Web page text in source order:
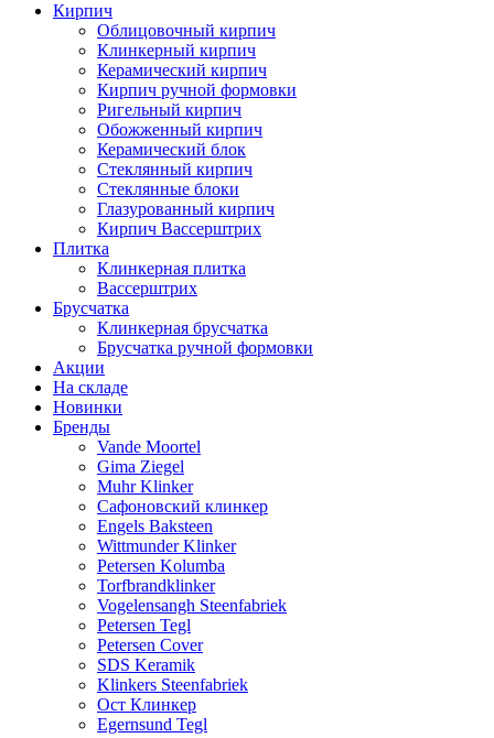
Кирпич
Облицовочный кирпич
Клинкерный кирпич
Керамический кирпич
Кирпич ручной формовки
Ригельный кирпич
Обожженный кирпич
Керамический блок
Стеклянный кирпич
Стеклянные блоки
Глазурованный кирпич
Кирпич Вассерштрих
Плитка
Клинкерная плитка
Вассерштрих
Брусчатка
Клинкерная брусчатка
Брусчатка ручной формовки
Акции
На складе
Новинки
Бренды
Vande Moortel
Gima Ziegel
Muhr Klinker
Сафоновский клинкер
Engels Baksteen
Wittmunder Klinker
Petersen Kolumba
Torfbrandklinker
Vogelensangh Steenfabriek
Petersen Tegl
Petersen Cover
SDS Keramik
Klinkers Steenfabriek
Ост Клинкер
Egernsund Tegl